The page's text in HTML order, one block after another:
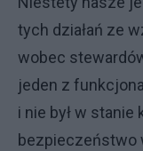
tych działań ze
wobec
jeden z
i nie był w
bezpieczeństwo